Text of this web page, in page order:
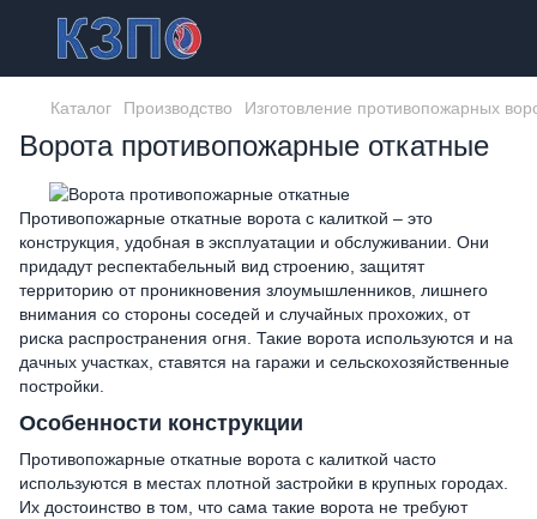
Каталог Производство Изготовление противопожарных
Ворота противопожарные откатные
Противопожарные откатные ворота с калиткой – это
конструкция, удобная в эксплуатации и обслуживании. Они
придадут респектабельный вид строению, защитят
территорию от проникновения злоумышленников, лишнего
внимания со стороны соседей и случайных прохожих, от
риска распространения огня. Такие ворота используются и на
дачных участках, ставятся на гаражи и сельскохозяйственные
постройки.
Особенности конструкции
Противопожарные откатные ворота с калиткой часто
используются в местах плотной застройки в крупных городах.
Их достоинство в том, что сама такие ворота не требуют